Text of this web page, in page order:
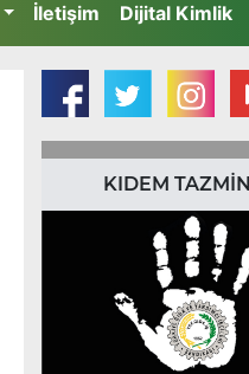
İletişim Dijital Kimlik
KIDEM